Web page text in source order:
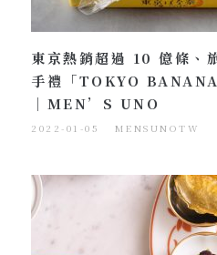
東京熱銷超過 10 億條、
手禮「TOKYO
｜MEN’S UNO
2022-01-05 MENSUNOTW